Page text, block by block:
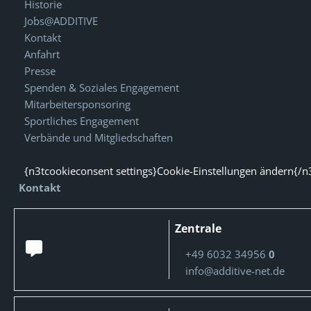
Historie
Jobs@ADDITIVE
Kontakt
Anfahrt
Presse
Spenden & Soziales Engagement
Mitarbeitersponsoring
Sportliches Engagement
Verbände und Mitgliedschaften
{n3tcookieconsent settings}Cookie-Einstellungen ändern{/
Kontakt
Zentrale
+49 6032 349560
info@additive-net.de